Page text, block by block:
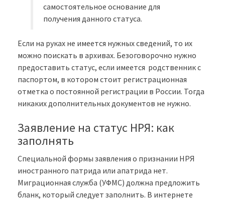
самостоятельное основание для
получения данного статуса.
Если на руках не имеется нужных сведений, то их
можно поискать в архивах. Безоговорочно нужно
предоставить статус, если имеется родственник с
паспортом, в котором стоит регистрационная
отметка о постоянной регистрации в России. Тогда
никаких дополнительных документов не нужно.
Заявление на статус НРЯ: как
заполнять
Специальной формы заявления о признании НРЯ
иностранного патрида или апатрида нет.
Миграционная служба (УФМС) должна предложить
бланк, который следует заполнить. В интернете